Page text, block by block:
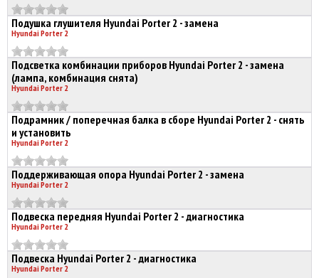
Подушка глушителя Hyundai Porter 2 - замена
Hyundai Porter 2
Подсветка комбинации приборов Hyundai Porter 2 - замена
(лампа, комбинация снята)
Hyundai Porter 2
Подрамник / поперечная балка в сборе Hyundai Porter 2 - снять
и установить
Hyundai Porter 2
Поддерживающая опора Hyundai Porter 2 - замена
Hyundai Porter 2
Подвеска передняя Hyundai Porter 2 - диагностика
Hyundai Porter 2
Подвеска Hyundai Porter 2 - диагностика
Hyundai Porter 2